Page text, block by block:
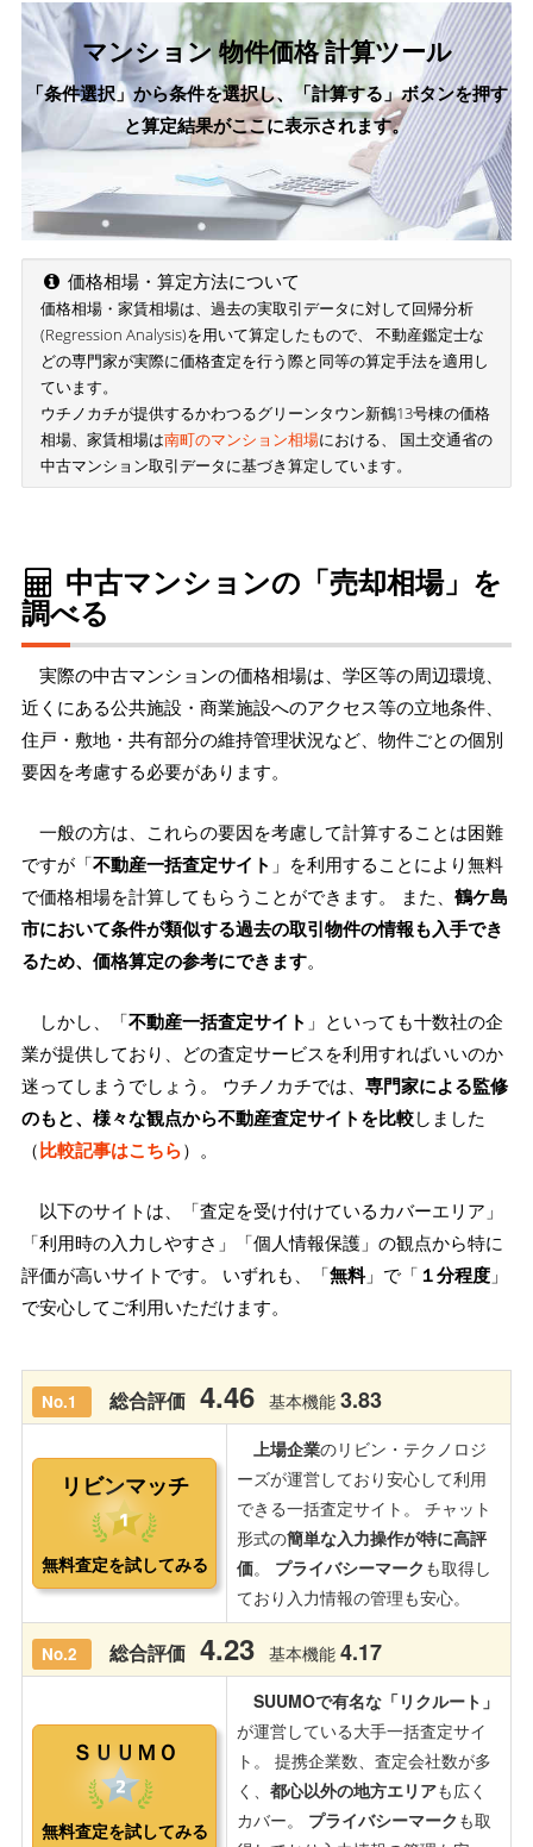
マンション 物件価格 計算ツール
「条件選択」から条件を選択し、「計算する」ボタンを押す
と算定結果がここに表示されます。
価格相場・算定方法について
価格相場・家賃相場は、過去の実取引データに対して回帰分析
(Regression Analysis)を用いて算定したもので、 不動産鑑定士な
どの専門家が実際に価格査定を行う際と同等の算定手法を適用し
ています。
ウチノカチが提供するかわつるグリーンタウン新鶴13号棟の価格
相場、家賃相場は南町のマンション相場における、 国土交通省の
中古マンション取引データに基づき算定しています。
中古マンションの「売却相場」を
調べる
実際の中古マンションの価格相場は、学区等の周辺環境、
近くにある公共施設・商業施設へのアクセス等の立地条件、
住戸・敷地・共有部分の維持管理状況など、物件ごとの個別
要因を考慮する必要があります。
一般の方は、これらの要因を考慮して計算することは困難
ですが「不動産一括査定サイト 」を利用することにより無料
で価格相場を計算してもらうことができます。 また、 鶴ケ島
市において条件が類似する過去の取引物件の情報も入手でき
るため、価格算定の参考にできます。
しかし、「不動産一括査定サイト 」といっても十数社の企
業が提供しており、どの査定サービスを利用すればいいのか
迷ってしまうでしょう。 ウチノカチでは、 専門家による監修
のもと、様々な観点から不動産査定サイトを比較しました
（比較記事はこちら）。
以下のサイトは、「査定を受け付けているカバーエリア」
「利用時の入力しやすさ」「個人情報保護」の観点から特に
評価が高いサイトです。 いずれも、「無料」で「 １分程度 」
で安心してご利用いただけます。